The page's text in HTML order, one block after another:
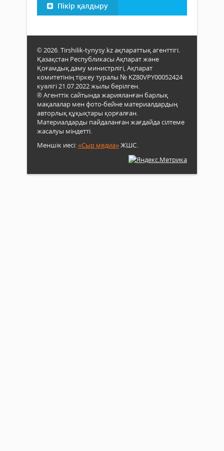
Пікір қалдыру
© 2026. Tirshilik-tynysy.kz ақпараттық агенттігі.
Қазақстан Республикасы Ақпарат және
Қоғамдық даму министрлігі, Ақпарат
комитетінің тіркеу туралы № KZ80VPY00052424
куәлігі 21.07.2022 жылы берілген.
® Агенттік сайтында жарияланған барлық
мақалалар мен фото-бейне материалдардың
авторлық құқықтары қорғалған.
Материалдарды пайдаланған жағдайда сілтеме
жасалуы міндетті.
Меншік иесі:«Сыр медиа»ЖШС.